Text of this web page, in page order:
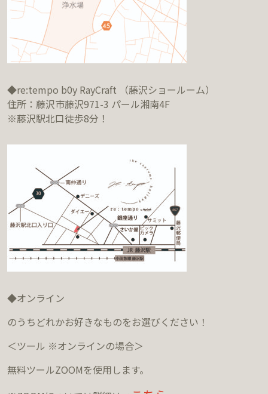
◆re:tempo b0y RayCraft （藤沢ショールーム）
住所：藤沢市藤沢971-3 パール湘南4F
※藤沢駅北口徒歩8分！
◆オンライン
のうちどれかお好きなものをお選びください！
＜ツール ※オンラインの場合＞
無料ツールZOOMを使用します。